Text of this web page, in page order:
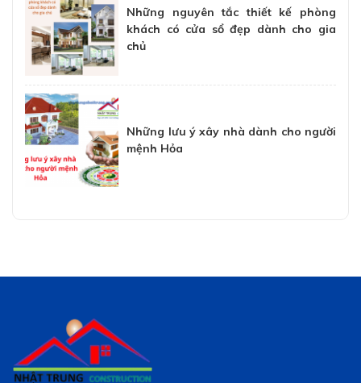
Những nguyên tắc thiết kế phòng
khách có cửa sổ đẹp dành cho gia
chủ
Những lưu ý xây nhà dành cho người
mệnh Hỏa